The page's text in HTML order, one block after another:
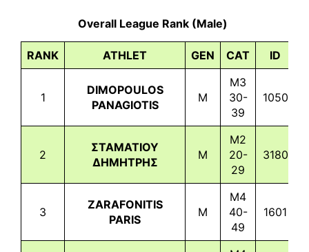
Overall League Rank (Male)
RANK ATHLET GEN CAT ID
1
DIMOPOULOS
PANAGIOTIS
M
M3
30-
39
1050
2
ΣΤΑΜΑΤΙΟΥ
ΔΗΜΗΤΡΗΣ
M
M2
20-
29
3180
3
ZARAFONITIS
PARIS
M
M4
40-
49
1601